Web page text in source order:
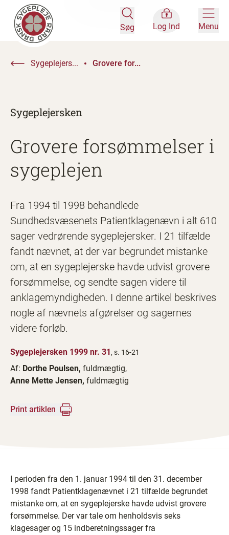
Søg Log Ind Menu
Sygeplejers... Grovere for...
Sygeplejersken
Grovere forsømmelser i
sygeplejen
Fra 1994 til 1998 behandlede
Sundhedsvæsenets Patientklagenævn i alt 610
sager vedrørende sygeplejersker. I 21 tilfælde
fandt nævnet, at der var begrundet mistanke
om, at en sygeplejerske havde udvist grovere
forsømmelse, og sendte sagen videre til
anklagemyndigheden. I denne artikel beskrives
nogle af nævnets afgørelser og sagernes
videre forløb.
Sygeplejersken 1999 nr. 31, s. 16-21
Af: Dorthe Poulsen, fuldmægtig,
Anne Mette Jensen, fuldmægtig
Print artiklen
I perioden fra den 1. januar 1994 til den 31. december
1998 fandt Patientklagenævnet i 21 tilfælde begrundet
mistanke om, at en sygeplejerske havde udvist grovere
forsømmelse. Der var tale om henholdsvis seks
klagesager og 15 indberetningssager fra